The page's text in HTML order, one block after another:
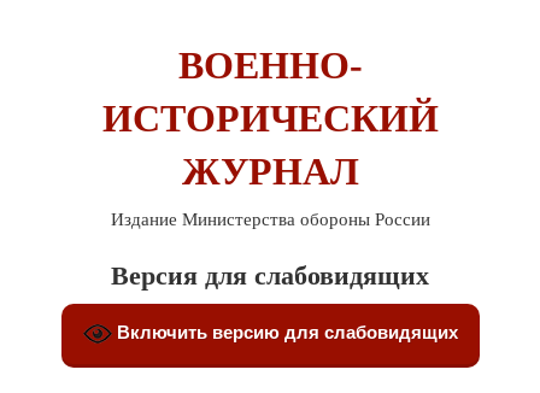
ВОЕННО-
ИСТОРИЧЕСКИЙ
ЖУРНАЛ
Издание Министерства обороны России
Версия для слабовидящих
Включить версию для слабовидящих